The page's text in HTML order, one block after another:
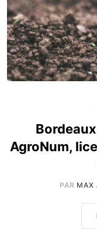
AgroNum,
PAR MAX